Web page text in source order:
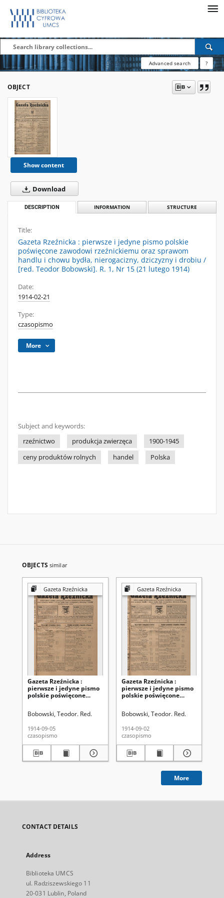
Advanced search ?
OBJECT
Show content
Download
DESCRIPTION INFORMATION STRUCTURE
Title:
Gazeta Rzeźnicka : pierwsze i jedyne pismo polskie
poświęcone zawodowi rzeźnickiemu oraz sprawom
handlu i chowu bydła, nierogacizny, dziczyzny i drobiu /
[red. Teodor Bobowski]. R. 1, Nr 15 (21 lutego 1914)
Date:
1914-02-21
Type:
czasopismo
More
Subject and keywords:
rzeźnictwo
produkcja zwierzęca
1900-1945
ceny produktów rolnych
handel Polska
OBJECTS similar
Gazeta Rzeźnicka
Gazeta Rzeźnicka :
pierwsze i jedyne pismo
polskie poświęcone
chowu bydła,
drobiu / [red. Teodor
Bobowski]. R. 1, Nr 83 (5
września 1914)
Bobowski, Teodor. Red.
1914-09-05
czasopismo
Gazeta Rzeźnicka
Gazeta Rzeźnicka :
pierwsze i jedyne pismo
polskie poświęcone
chowu bydła,
drobiu / [red. Teodor
Bobowski]. R. 1, Nr 82 (2
września 1914)
Bobowski, Teodor. Red.
1914-09-02
czasopismo
More
CONTACT DETAILS
Address
Biblioteka UMCS
ul. Radziszewskiego 11
20-031 Lublin, Poland